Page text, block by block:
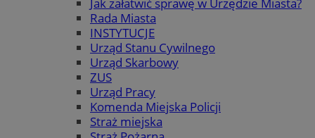
Rada Miasta
INSTYTUCJE
Urząd Stanu Cywilnego
Urząd Skarbowy
ZUS
Urząd Pracy
Komenda Miejska Policji
Straż miejska